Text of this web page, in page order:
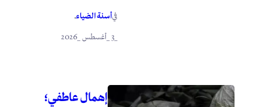
فيأسنة الضياء.
إهمال عاطفي؛